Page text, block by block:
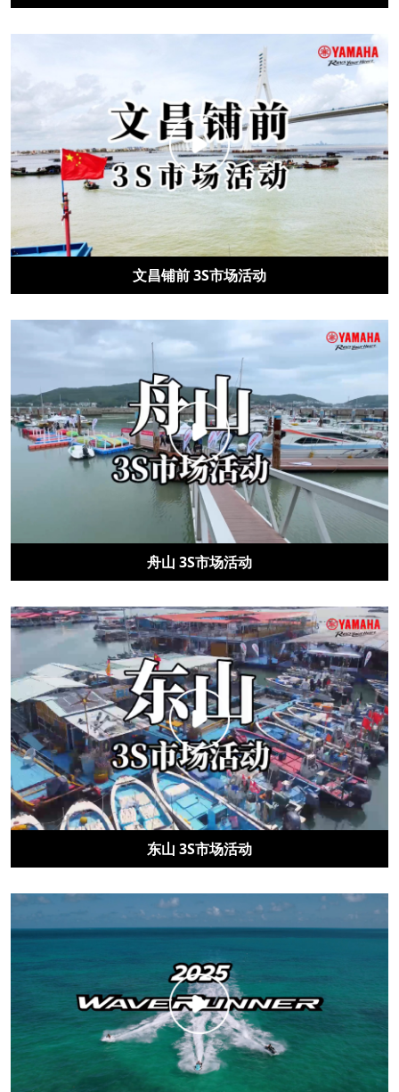
文昌铺前 3S市场活动
舟山 3S市场活动
东山 3S市场活动